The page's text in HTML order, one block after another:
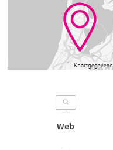
Web